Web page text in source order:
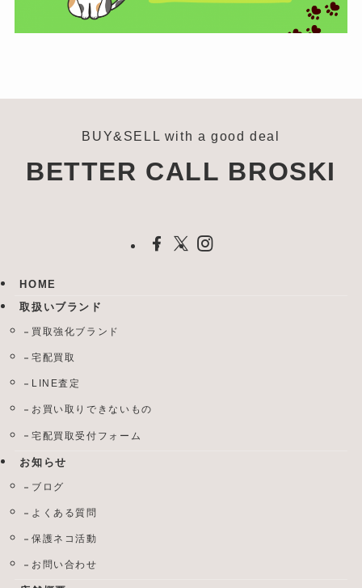
BUY&SELL with a good deal
BETTER CALL BROSKI
HOME
取扱いブランド
買取強化ブランド
宅配買取
LINE査定
お買い取りできないもの
宅配買取受付フォーム
お知らせ
ブログ
よくある質問
保護ネコ活動
お問い合わせ